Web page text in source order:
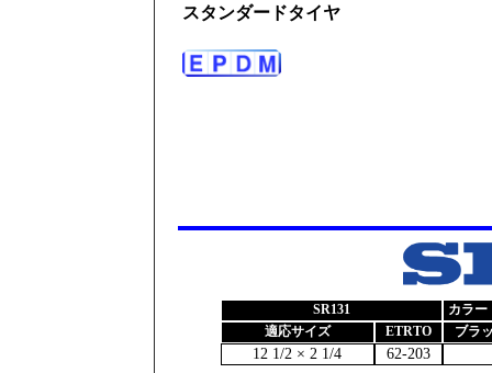
スタンダードタイヤ
SR131
カラー
適応サイズ
ETRTO ブラ
12 1/2 × 2 1/4 62-203